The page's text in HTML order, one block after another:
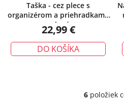
Taška - cez plece s
organizérom a priehradkami,
zelená
22,99 €
DO KOŠÍKA
O
6 položiek